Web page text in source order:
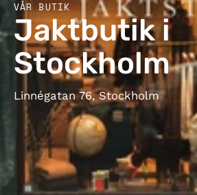
VÅR BUTIK
Jaktbutik i
Stockholm
Linnégatan 76, Stockholm